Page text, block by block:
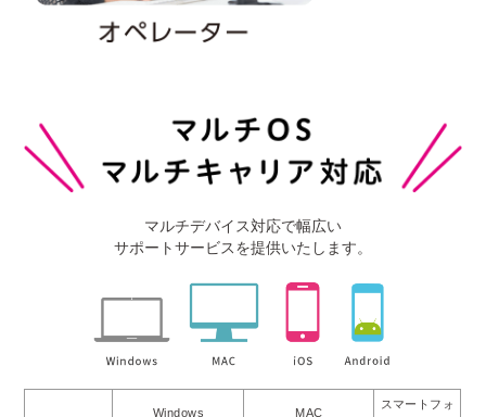
マルチデバイス対応で幅広い
サポートサービスを提供いたします。
Windows MAC
スマートフォ